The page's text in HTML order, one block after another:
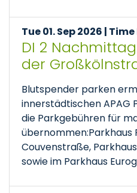
Tue 01. Sep 2026 |
DI 2
der
Blutspender parken
innerstädtischen APAG
die Parkgebühren für
übernommen:Parkhaus
Couvenstraße,
sowie im Parkhaus